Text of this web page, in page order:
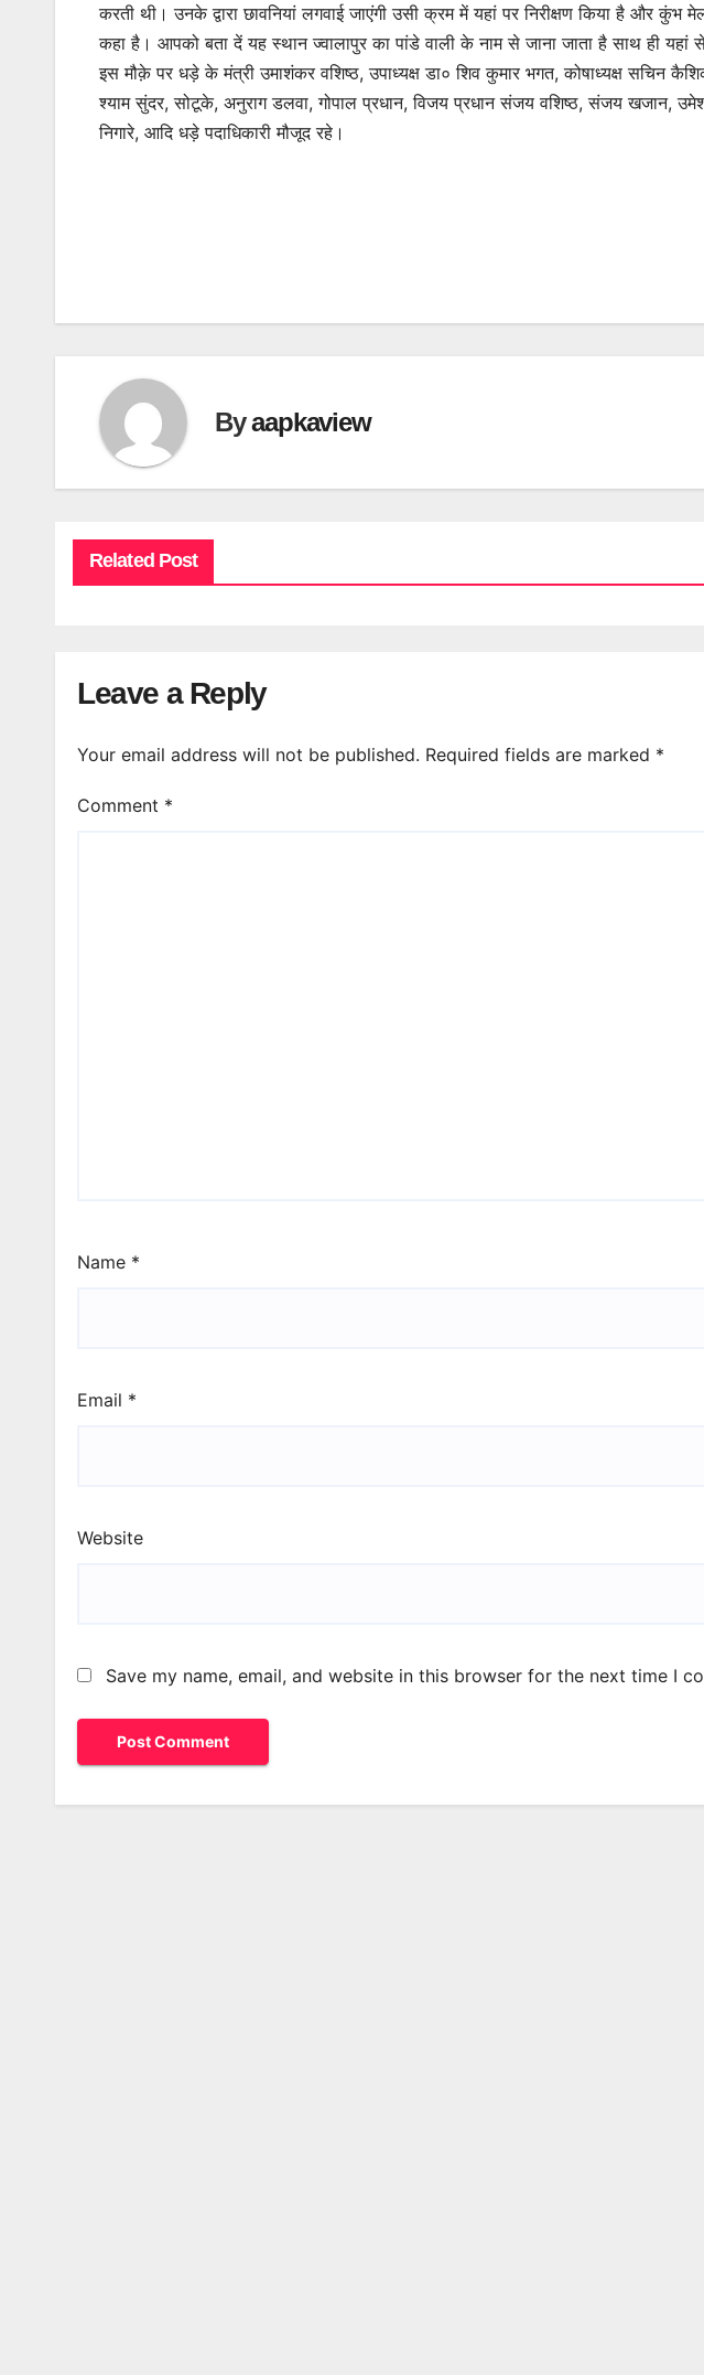
करती थी। उनके द्वारा छावनियां लगवाई जाएंगी उसी क्रम में यहां पर निरीक्षण किया है और
कहा है। आपको बता दें यह स्थान ज्वालापुर का पांडे वाली के नाम से जाना जाता है साथ ही यहां
इस मौक़े पर धड़े के मंत्री उमाशंकर वशिष्ठ, उपाध्यक्ष डा० शिव कुमार भगत, कोषाध्यक्ष सचिन
श्याम सुंदर, सोटूके, अनुराग डलवा, गोपाल प्रधान, विजय प्रधान संजय वशिष्ठ, संजय खजान,
निगारे, आदि धड़े पदाधिकारी मौजूद रहे।
Byaapkaview
Related Post
Leave a Reply
Your email address will not be published. Required fields are marked *
Comment *
Name *
Email *
Website
Save my name, email, and website in this browser for the next time I